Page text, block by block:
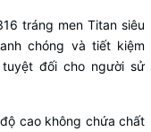
tráng men Titan siêu
chóng và tiết kiệm
đối cho người sử
cao không chứa chất